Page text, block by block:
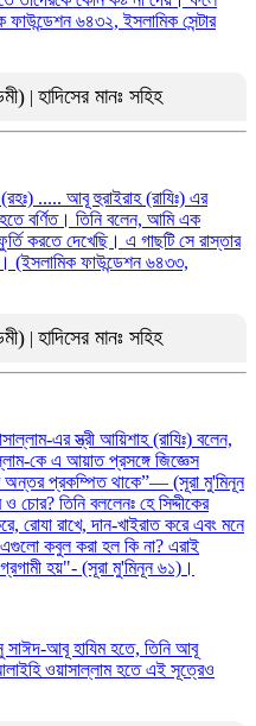
ফাউন্ডেশন ৬৪৩২, ইসলামিক সেন্টার
| হাদিসের মানঃ সহিহ
..... আবূ হুরাইরাহ (রাযিঃ) এর
হতে বর্ণিত। তিনি বলেন, আমি এক
করতে দেখেছি। এ গাছটি সে রাস্তার
(ইসলামিক ফাউন্ডেশন ৬৪৩৩,
| হাদিসের মানঃ সহিহ
এর স্ত্রী আয়িশাহ (রাযিঃ) বলেন,
কে এ আয়াত প্রসঙ্গে জিজ্ঞেস
অন্তর প্রকম্পিত থাকে”— (সূরা মু'মিনূন
তিনি বললেনঃ হে সিদ্দীকের
রোযা রাখে, দান-খাইরাত করে এবং মনে
কবুল করা হল কি না? এরাই
হয়"- (সূরা মু'মিনূন ৬১)।
সাঈদ-আবূ হাযিম হতে, তিনি আবূ
ওয়াসাল্লাম হতে এই সূত্রেও